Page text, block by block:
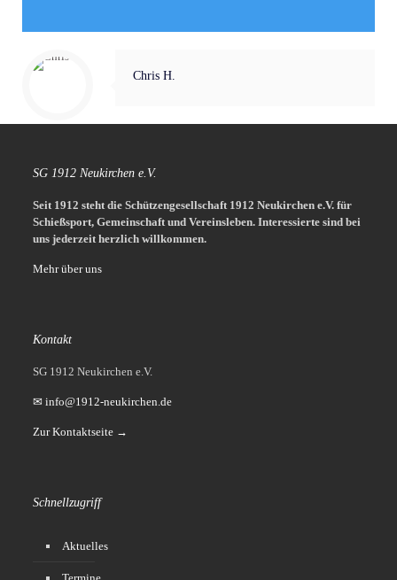
Chris H.
SG 1912 Neukirchen e.V.
Seit 1912 steht die Schützengesellschaft 1912 Neukirchen e.V. für
Schießsport, Gemeinschaft und Vereinsleben. Interessierte sind bei
uns jederzeit herzlich willkommen.
Mehr über uns
Kontakt
SG 1912 Neukirchen e.V.
✉ info@1912-neukirchen.de
Zur Kontaktseite →
Schnellzugriff
Aktuelles